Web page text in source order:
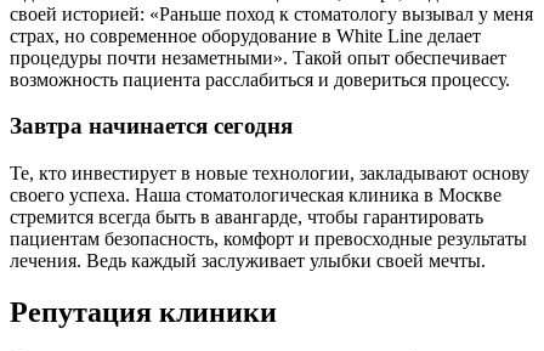
своей историей: «Раньше поход к стоматологу вызывал у меня
страх, но современное оборудование в White Line делает
процедуры почти незаметными». Такой опыт обеспечивает
возможность пациента расслабиться и довериться процессу.
Завтра начинается сегодня
Те, кто инвестирует в новые технологии, закладывают основу
своего успеха. Наша стоматологическая клиника в Москве
стремится всегда быть в авангарде, чтобы гарантировать
пациентам безопасность, комфорт и превосходные результаты
лечения. Ведь каждый заслуживает улыбки своей мечты.
Репутация клиники